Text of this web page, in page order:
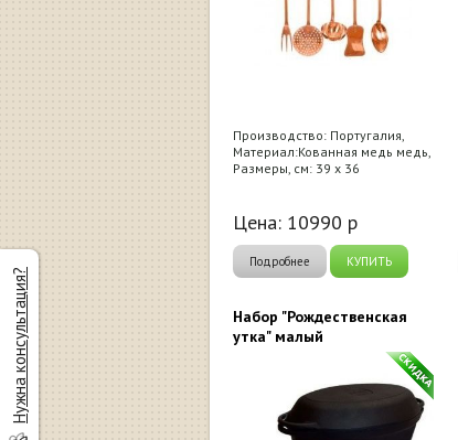
Производство: Португалия,
Материал:Кованная медь медь,
Размеры, см: 39 х 36
Цена: 10990 р
Подробнее КУПИТЬ
Набор "Рождественская
утка" малый
Нужна консультация?